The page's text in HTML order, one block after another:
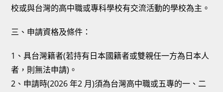
校或與台灣的高中職或專科學校有交流活動的學校為主。
三、申請資格及條件：
1、具台灣籍者(若持有日本國籍者或雙親任一方為日本人
者，則無法申請)。
2、申請時(2026 年2 月)須為台灣高中職或五專的一、二